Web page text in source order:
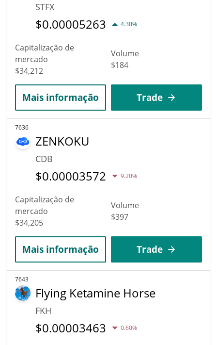
STFX
$0.00005263 4.30%
Capitalização de
mercado
$34,212
Volume
$184
Mais informação Trade
7636
ZENKOKU
CDB
$0.00003572 9.20%
Capitalização de
mercado
$34,205
Volume
$397
Mais informação Trade
7643
Flying Ketamine Horse
FKH
$0.00003463 0.60%